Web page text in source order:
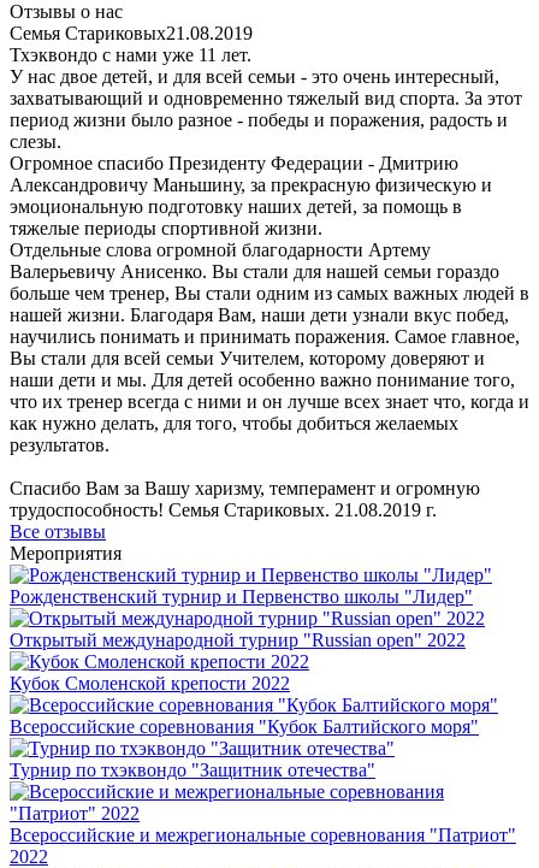
Отзывы о нас
Семья Стариковых21.08.2019
Тхэквондо с нами уже 11 лет.
У нас двое детей, и для всей семьи - это очень интересный,
захватывающий и одновременно тяжелый вид спорта. За этот
период жизни было разное - победы и поражения, радость и
слезы.
Огромное спасибо Президенту Федерации - Дмитрию
Александровичу Маньшину, за прекрасную физическую и
эмоциональную подготовку наших детей, за помощь в
тяжелые периоды спортивной жизни.
Отдельные слова огромной благодарности Артему
Валерьевичу Анисенко. Вы стали для нашей семьи гораздо
больше чем тренер, Вы стали одним из самых важных людей в
нашей жизни. Благодаря Вам, наши дети узнали вкус побед,
научились понимать и принимать поражения. Самое главное,
Вы стали для всей семьи Учителем, которому доверяют и
наши дети и мы. Для детей особенно важно понимание того,
что их тренер всегда с ними и он лучше всех знает что, когда и
как нужно делать, для того, чтобы добиться желаемых
результатов.
Спасибо Вам за Вашу харизму, темперамент и огромную
трудоспособность! Семья Стариковых. 21.08.2019 г.
Все отзывы
Мероприятия
Рожденственский турнир и Первенство школы "Лидер"
Открытый международной турнир "Russian open" 2022
Кубок Смоленской крепости 2022
Всероссийские соревнования "Кубок Балтийского моря"
Турнир по тхэквондо "Защитник отечества"
Всероссийские и межрегиональные соревнования "Патриот"
2022